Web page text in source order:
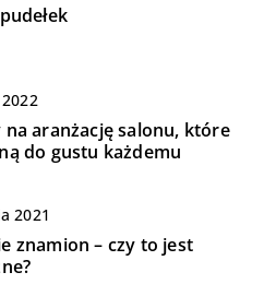
na aranżację salonu, które
do gustu każdemu
2021
znamion – czy to jest